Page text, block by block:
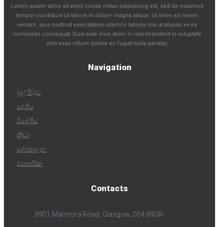
Lorem ipsum dolor sit amet conse ctetur adipisicing elit, sed do eiusmod
tempor incididunt ut labore et dolore magna aliqua. Ut enim ad minim
veniam, quis nostrud exercitation ullamco laboris nisi ut aliquip ex ea
commodo consequat. Duis aute irure dolor in reprehenderit in voluptate
velit esse cillum dolore eu fugiat nulla pariatur.
Navigation
මුල් පිටුව
දේශීය
විදේශීය
ක්‍රීඩා
දේශපාලන
ව්‍යාපාරික
Contacts
8901 Marmora Road, Glasgow, D04 89GR